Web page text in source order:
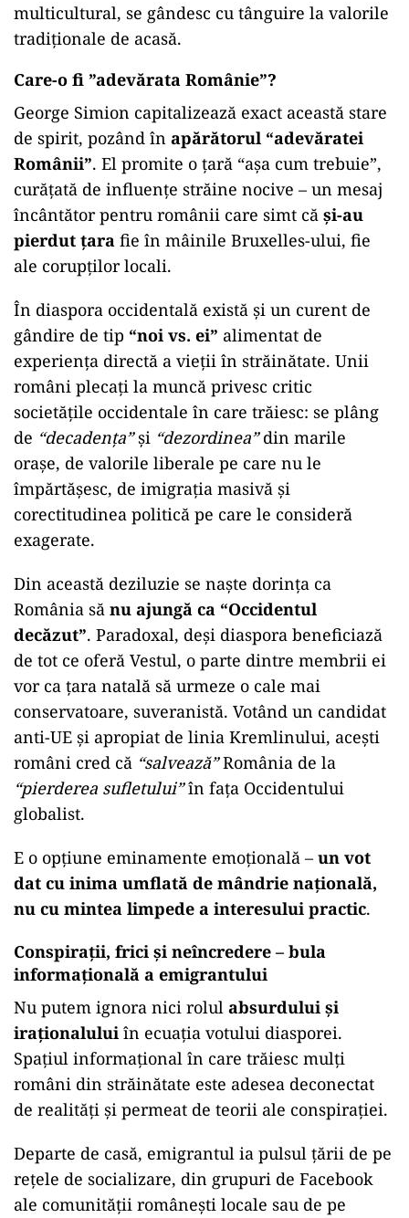
multicultural, se gândesc cu tânguire la valorile
tradiționale de acasă.
Care-o fi ”adevărata Românie”?
George Simion capitalizează exact această stare
de spirit, pozând în apărătorul “adevăratei
Românii”. El promite o țară “așa cum trebuie”,
curățată de influențe străine nocive – un mesaj
încântător pentru românii care simt că și-au
pierdut țara fie în mâinile Bruxelles-ului, fie
ale corupților locali.
În diaspora occidentală există și un curent de
gândire de tip “noi vs. ei” alimentat de
experiența directă a vieții în străinătate. Unii
români plecați la muncă privesc critic
societățile occidentale în care trăiesc: se plâng
de “decadența”și “dezordinea”din marile
orașe, de valorile liberale pe care nu le
împărtășesc, de imigrația masivă și
corectitudinea politică pe care le consideră
exagerate.
Din această deziluzie se naște dorința ca
România să nu ajungă ca “Occidentul
decăzut”. Paradoxal, deși diaspora beneficiază
de tot ce oferă Vestul, o parte dintre membrii ei
vor ca țara natală să urmeze o cale mai
conservatoare, suveranistă. Votând un candidat
anti-UE și apropiat de linia Kremlinului, acești
români cred că “salvează”România de la
“pierderea sufletului”în fața Occidentului
globalist.
E o opțiune eminamente emoțională – un vot
dat cu inima umflată de mândrie națională,
nu cu mintea limpede a interesului practic.
Conspirații, frici și neîncredere – bula
informațională a emigrantului
Nu putem ignora nici rolul absurdului și
iraționalului în ecuația votului diasporei.
Spațiul informațional în care trăiesc mulți
români din străinătate este adesea deconectat
de realități și permeat de teorii ale conspirației.
Departe de casă, emigrantul ia pulsul țării de pe
rețele de socializare, din grupuri de Facebook
ale comunității românești locale sau de pe